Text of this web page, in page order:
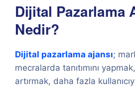
Dijital Pazarlama
Nedir?
Dijital pazarlama ajansı;
mecralarda tanıtımını
artırmak, daha fazla